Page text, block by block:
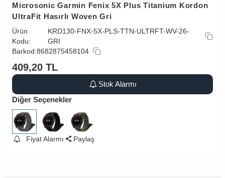
Microsonic Garmin Fenix 5X Plus Titanium Kordon
UltraFit Hasırlı Woven Gri
Ürün
Kodu:
KRD130-FNX-5X-PLS-TTN-ULTRFT-WV-26-
GRI
Barkod:8682875458104
409,20 TL
Stok Alarmı
Diğer Seçenekler
Fiyat Alarmı Paylaş